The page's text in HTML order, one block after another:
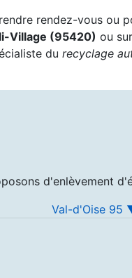
rendez-vous ou
Village (95420) ou
du recyclage
d'enlèvement
Val-d'Oise 95